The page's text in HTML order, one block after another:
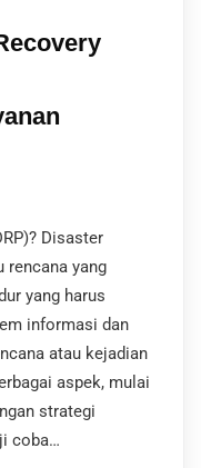
Disaster
rencana yang
yang harus
informasi dan
atau kejadian
aspek, mulai
strategi
coba…